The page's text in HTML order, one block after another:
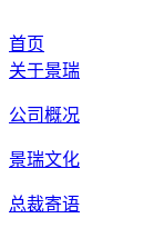
首页
关于景瑞
公司概况
景瑞文化
总裁寄语